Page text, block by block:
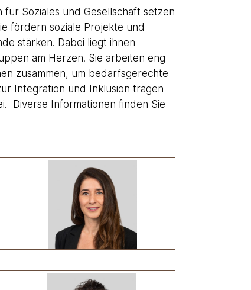
Soziales und Gesellschaft setzen
fördern soziale Projekte und
stärken. Dabei liegt ihnen
am Herzen. Sie arbeiten eng
zusammen, um bedarfsgerechte
Integration und Inklusion tragen
Diverse Informationen finden Sie